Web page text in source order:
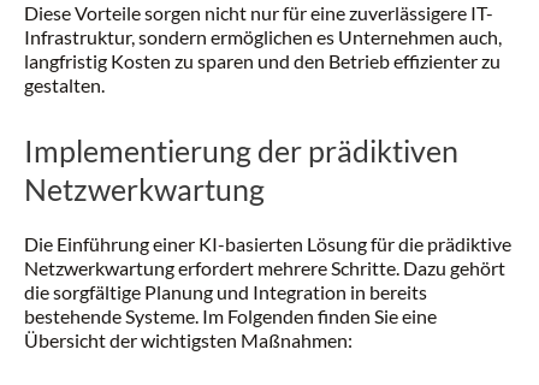
Diese Vorteile sorgen nicht nur für eine zuverlässigere IT-
Infrastruktur, sondern ermöglichen es Unternehmen auch,
langfristig Kosten zu sparen und den Betrieb effizienter zu
gestalten.
Implementierung der prädiktiven
Netzwerkwartung
Die Einführung einer KI-basierten Lösung für die prädiktive
Netzwerkwartung erfordert mehrere Schritte. Dazu gehört
die sorgfältige Planung und Integration in bereits
bestehende Systeme. Im Folgenden finden Sie eine
Übersicht der wichtigsten Maßnahmen: